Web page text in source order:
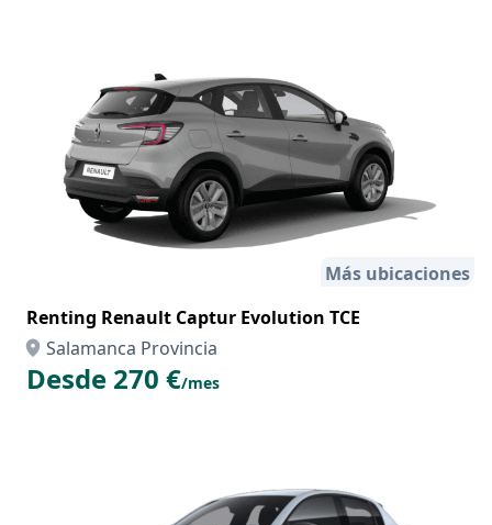
Más ubicaciones
Renting Renault Captur Evolution TCE
Salamanca Provincia
Desde 270 €/mes